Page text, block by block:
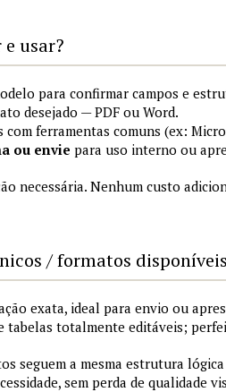
usar?
para confirmar campos e
desejado — PDF ou Word.
com ferramentas comuns (ex:
ou envie para uso interno ou
necessária. Nenhum custo
/ formatos disponíveis
exata, ideal para envio ou
tabelas totalmente editáveis;
seguem a mesma estrutura
sem perda de qualidade